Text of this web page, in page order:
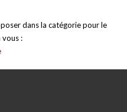
dans la catégorie pour le
: